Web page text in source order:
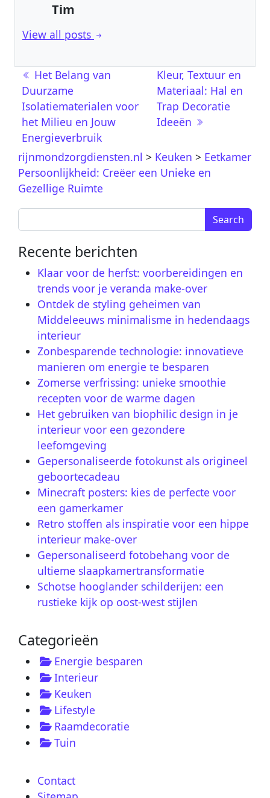
Tim
View all posts
Berichtnavigatie
Het Belang van
Duurzame
Isolatiematerialen voor
het Milieu en Jouw
Energieverbruik
Kleur, Textuur en
Materiaal: Hal en
Trap Decoratie
Ideeën
rijnmondzorgdiensten.nl > Keuken > Eetkamer
Persoonlijkheid: Creëer een Unieke en
Gezellige Ruimte
Search for:
Recente berichten
Klaar voor de herfst: voorbereidingen en
trends voor je veranda make-over
Ontdek de styling geheimen van
Middeleeuws minimalisme in hedendaags
interieur
Zonbesparende technologie: innovatieve
manieren om energie te besparen
Zomerse verfrissing: unieke smoothie
recepten voor de warme dagen
Het gebruiken van biophilic design in je
interieur voor een gezondere
leefomgeving
Gepersonaliseerde fotokunst als origineel
geboortecadeau
Minecraft posters: kies de perfecte voor
een gamerkamer
Retro stoffen als inspiratie voor een hippe
interieur make-over
Gepersonaliseerd fotobehang voor de
ultieme slaapkamertransformatie
Schotse hooglander schilderijen: een
rustieke kijk op oost-west stijlen
Categorieën
Energie besparen
Interieur
Keuken
Lifestyle
Raamdecoratie
Tuin
Contact